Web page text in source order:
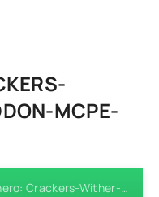
MCPE-
Nombre del fichero: Crackers-Wither-Storm-Addon-MCPE-1.19.zip